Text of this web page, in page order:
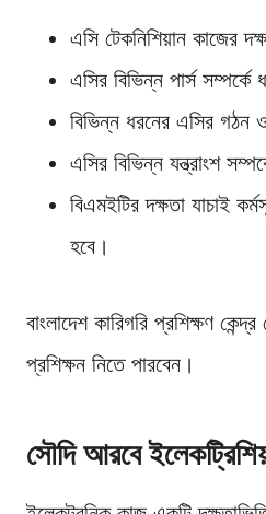
এসি টেকনিশিয়ান কাজের
এসির বিভিন্ন পার্স সম্পর্কে
বিভিন্ন ধরনের এসির গঠন ও
এসির বিভিন্ন যন্ত্রাংশ
বিএমইটির দক্ষতা যাচাই
হবে।
বাংলাদেশ কারিগরি প্রশিক্ষণ
প্রশিক্ষন নিতে পারবেন।
সৌদি আরবে